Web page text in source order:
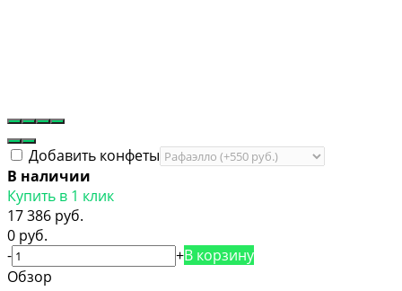
Добавить конфеты
В наличии
Купить в 1 клик
17 386 руб.
0 руб.
-
+В корзину
Обзор